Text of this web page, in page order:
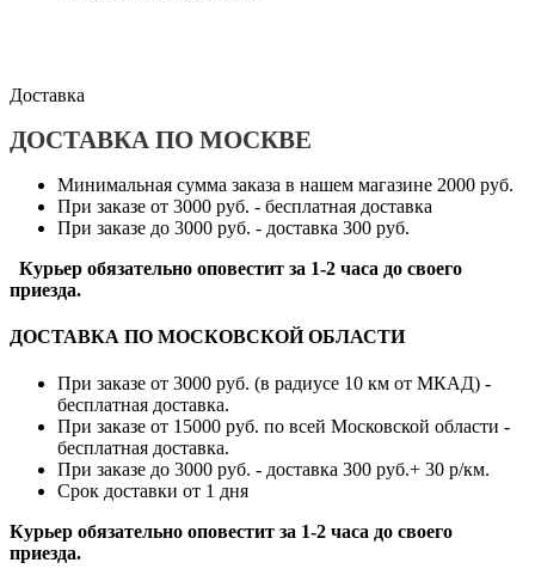
Доставка
ДОСТАВКА ПО МОСКВЕ
Минимальная сумма заказа в нашем магазине 2000 руб.
При заказе от 3000 руб. - бесплатная доставка
При заказе до 3000 руб. - доставка 300 руб.
Курьер обязательно оповестит за 1-2 часа до своего
приезда.
ДОСТАВКА ПО МОСКОВСКОЙ ОБЛАСТИ
При заказе от 3000 руб. (в радиусе 10 км от МКАД) -
бесплатная доставка.
При заказе от 15000 руб. по всей Московской области -
бесплатная доставка.
При заказе до 3000 руб. - доставка 300 руб.+ 30 р/км.
Срок доставки от 1 дня
Курьер обязательно оповестит за 1-2 часа до своего
приезда.